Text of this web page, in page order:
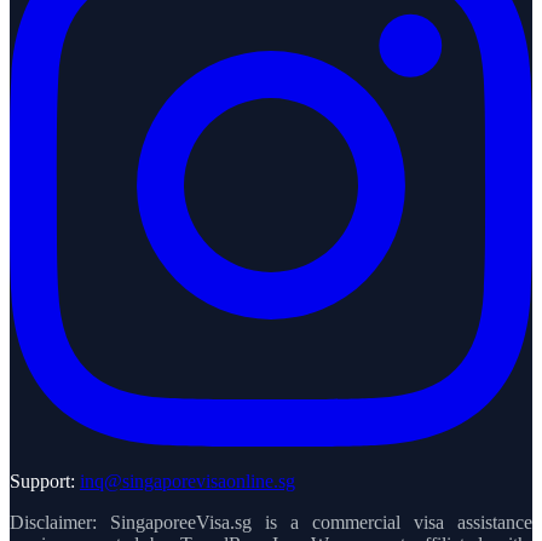
Support: inq@singaporevisaonline.sg
Disclaimer: SingaporeeVisa.sg is a commercial visa assistance